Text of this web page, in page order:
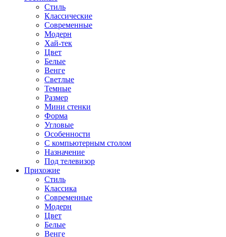
Стиль
Классические
Современные
Модерн
Хай-тек
Цвет
Белые
Венге
Светлые
Темные
Размер
Мини стенки
Форма
Угловые
Особенности
С компьютерным столом
Назначение
Под телевизор
Прихожие
Стиль
Классика
Современные
Модерн
Цвет
Белые
Венге